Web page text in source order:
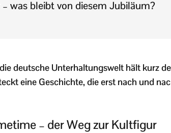
was bleibt von diesem Jubiläum?
deutsche Unterhaltungswelt hält kurz
eine Geschichte, die erst nach und
– der Weg zur Kultfigur